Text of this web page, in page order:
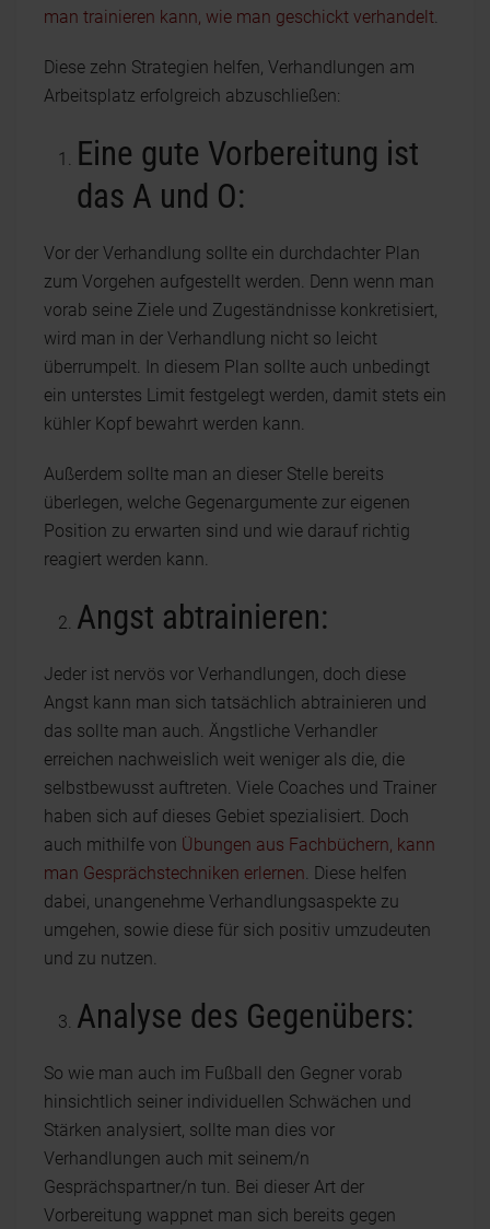
man trainieren kann, wie man geschickt verhandelt
Diese zehn Strategien helfen, Verhandlungen am
Arbeitsplatz erfolgreich abzuschließen:
Eine gute Vorbereitung ist
das A und O:
Vor der Verhandlung sollte ein durchdachter Plan
zum Vorgehen aufgestellt werden. Denn wenn man
vorab seine Ziele und Zugeständnisse konkretisiert,
wird man in der Verhandlung nicht so leicht
überrumpelt. In diesem Plan sollte auch unbedingt
ein unterstes Limit festgelegt werden, damit stets ein
kühler Kopf bewahrt werden kann.
Außerdem sollte man an dieser Stelle bereits
überlegen, welche Gegenargumente zur eigenen
Position zu erwarten sind und wie darauf richtig
reagiert werden kann.
Angst abtrainieren:
Jeder ist nervös vor Verhandlungen, doch diese
Angst kann man sich tatsächlich abtrainieren und
das sollte man auch. Ängstliche Verhandler
erreichen nachweislich weit weniger als die, die
selbstbewusst auftreten. Viele Coaches und Trainer
haben sich auf dieses Gebiet spezialisiert. Doch
auch mithilfe von Übungen aus Fachbüchern, kann
man Gesprächstechniken erlernen . Diese helfen
dabei, unangenehme Verhandlungsaspekte zu
umgehen, sowie diese für sich positiv umzudeuten
und zu nutzen.
Analyse des Gegenübers:
So wie man auch im Fußball den Gegner vorab
hinsichtlich seiner individuellen Schwächen und
Stärken analysiert, sollte man dies vor
Verhandlungen auch mit seinem/n
Gesprächspartner/n tun. Bei dieser Art der
Vorbereitung wappnet man sich bereits gegen